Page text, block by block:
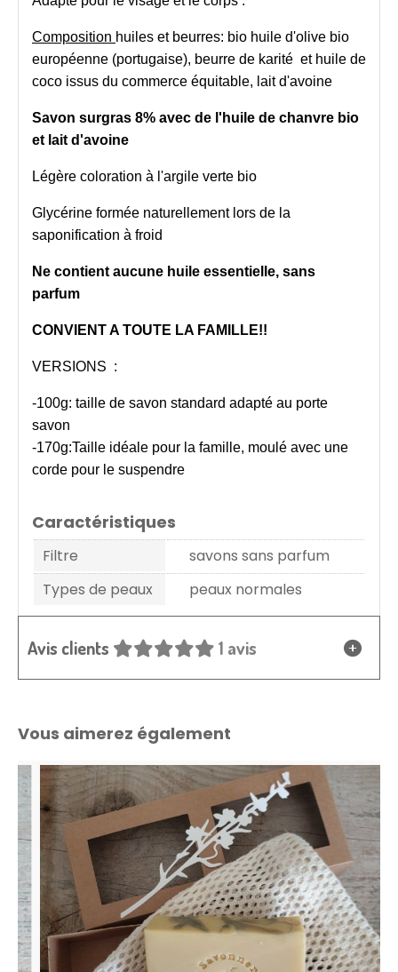
Composition huiles et beurres: bio huile d'olive bio
européenne (portugaise), beurre de karité et huile de
coco issus du commerce équitable, lait d'avoine
Savon surgras 8% avec de l'huile de chanvre bio
et lait d'avoine
Légère coloration à l'argile verte bio
Glycérine formée naturellement lors de la
saponification à froid
Ne contient aucune huile essentielle, sans
parfum
CONVIENT A TOUTE LA FAMILLE!!
VERSIONS :
-100g: taille de savon standard adapté au porte
savon
-170g:Taille idéale pour la famille, moulé avec une
corde pour le suspendre
Caractéristiques
Filtre
savons sans parfum
Types de peaux
peaux normales
Avis clients 1 avis
Vous aimerez également